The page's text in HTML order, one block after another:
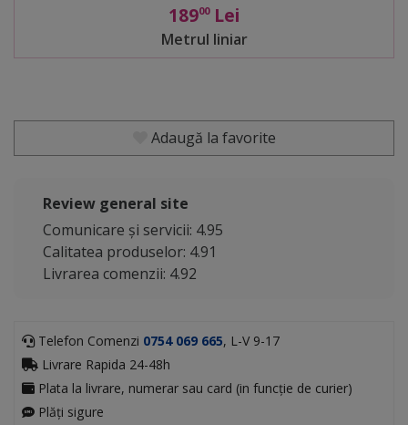
18900Lei
Metrul liniar
Adaugă la favorite
Review general site
Comunicare și servicii: 4.95
Calitatea produselor: 4.91
Livrarea comenzii: 4.92
Telefon Comenzi 0754 069 665, L-V 9-17
Livrare Rapida 24-48h
Plata la livrare, numerar sau card (in funcție de curier)
Plăți sigure